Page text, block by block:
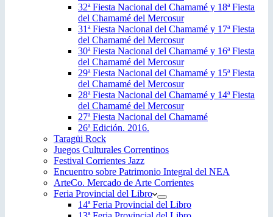
32ª Fiesta Nacional del Chamamé y 18ª Fiesta
del Chamamé del Mercosur
31ª Fiesta Nacional del Chamamé y 17ª Fiesta
del Chamamé del Mercosur
30ª Fiesta Nacional del Chamamé y 16ª Fiesta
del Chamamé del Mercosur
29ª Fiesta Nacional del Chamamé y 15ª Fiesta
del Chamamé del Mercosur
28ª Fiesta Nacional del Chamamé y 14ª Fiesta
del Chamamé del Mercosur
27ª Fiesta Nacional del Chamamé
26ª Edición. 2016.
Taragüi Rock
Juegos Culturales Correntinos
Festival Corrientes Jazz
Encuentro sobre Patrimonio Integral del NEA
ArteCo. Mercado de Arte Corrientes
Feria Provincial del Libro
14ª Feria Provincial del Libro